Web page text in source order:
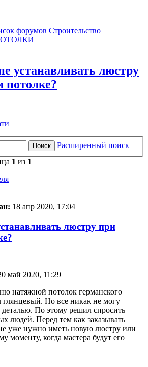
форумов Строительство
устанавливать люстру
потолке?
Поиск
Расширенный поиск
1 из 1
18 апр 2020, 17:04
люстру при
май 2020, 11:29
натяжной потолок германского
глянцевый. Но все никак не могу
деталью. По этому решил спросить
людей. Перед тем как заказывать
уже нужно иметь новую люстру или
моменту, когда мастера будут его